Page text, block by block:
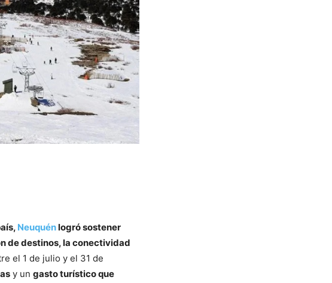
Neuquénlogró sostener
de destinos, la conectividad
el 1 de julio y el 31 de
y un gasto turístico que